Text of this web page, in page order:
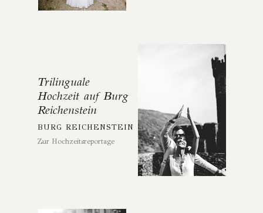
Trilinguale
Hochzeit auf Burg
Reichenstein
BURG REICHENSTEIN
Zur Hochzeitsreportage